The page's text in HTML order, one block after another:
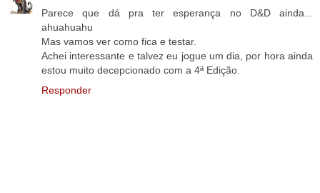
Parece que dá pra ter esperança no D&D ainda...
ahuahuahu
Mas vamos ver como fica e testar.
Achei interessante e talvez eu jogue um dia, por hora ainda
estou muito decepcionado com a 4ª Edição.
Responder